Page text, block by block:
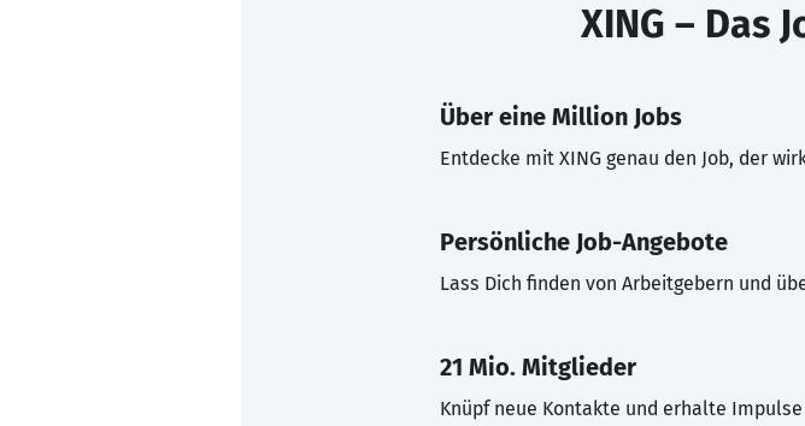
XING – Das
Über eine Million Jobs
Entdecke mit XING genau den Job, der
Persönliche Job-Angebote
Lass Dich finden von Arbeitgebern und
21 Mio. Mitglieder
Knüpf neue Kontakte und erhalte